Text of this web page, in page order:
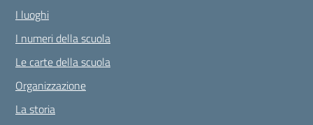
I luoghi
I numeri della scuola
Le carte della scuola
Organizzazione
La storia